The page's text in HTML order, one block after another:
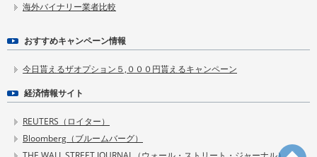
海外バイナリー業者比較
おすすめキャンペーン情報
今日貰えるザオプション５,０００円貰えるキャンペーン
経済情報サイト
REUTERS（ロイター）
Bloomberg（ブルームバーグ）